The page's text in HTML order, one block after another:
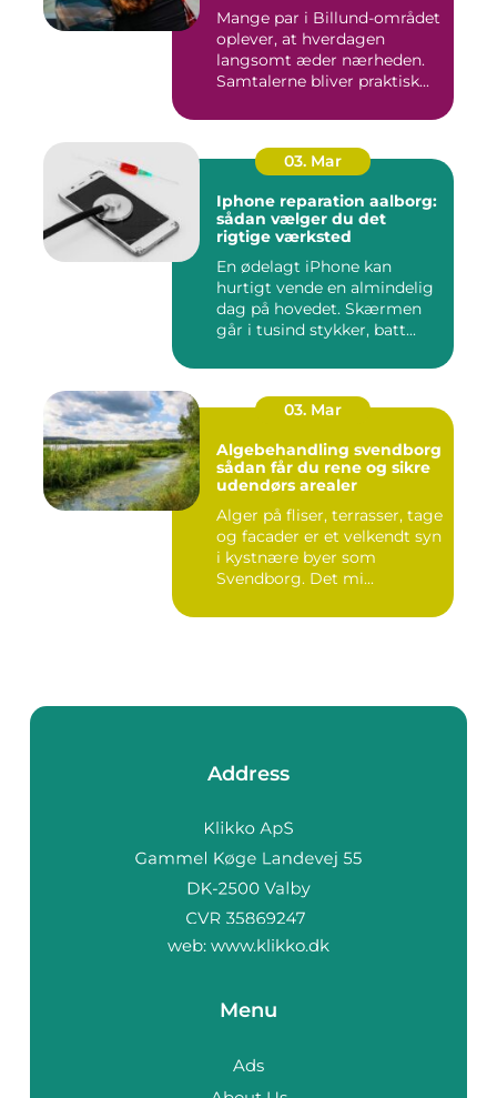
Mange par i Billund-området
oplever, at hverdagen
langsomt æder nærheden.
Samtalerne bliver praktisk...
03. Mar
Iphone reparation aalborg:
sådan vælger du det
rigtige værksted
En ødelagt iPhone kan
hurtigt vende en almindelig
dag på hovedet. Skærmen
går i tusind stykker, batt...
03. Mar
Algebehandling svendborg
sådan får du rene og sikre
udendørs arealer
Alger på fliser, terrasser, tage
og facader er et velkendt syn
i kystnære byer som
Svendborg. Det mi...
Address
web: www.klikko.dk
Menu
Ads